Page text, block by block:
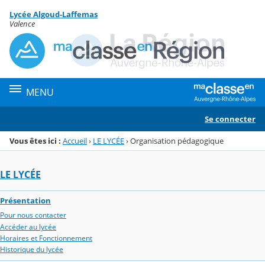
Menu de la rubrique
Contenu
Lycée Algoud-Laffemas
Valence
MENU
Se connecter
Vous êtes ici : Accueil› LE LYCÉE›Organisation pédagogique
LE LYCÉE
Présentation
Pour nous contacter
Accéder au lycée
Horaires et Fonctionnement
Historique du lycée